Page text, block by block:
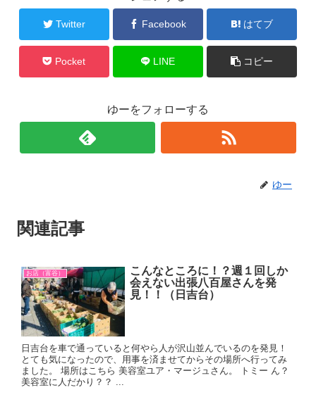
Twitter Facebook はてブ
Pocket LINE コピー
ゆーをフォローする
ゆー
関連記事
お店（富谷）
こんなところに！？週１回しか
会えない出張八百屋さんを発
見！！（日吉台）
日吉台を車で通っていると何やら人が沢山並んでいるのを発見！
とても気になったので、用事を済ませてからその場所へ行ってみ
ました。 場所はこちら 美容室ユア・マージュさん。 トミー ん？
美容室に人だかり？？ ...